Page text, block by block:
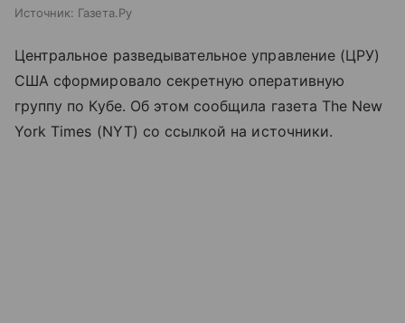
Источник: Газета.Ру
Центральное разведывательное управление (ЦРУ)
США сформировало секретную оперативную
группу по Кубе. Об этом сообщила газета The New
York Times (NYT) со ссылкой на источники.